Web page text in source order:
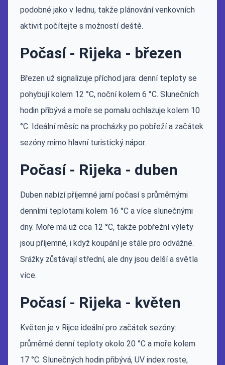
podobné jako v lednu, takže plánování venkovních
aktivit počítejte s možností deště.
Počasí - Rijeka - březen
Březen už signalizuje příchod jara: denní teploty se
pohybují kolem 12 °C, noční kolem 6 °C. Slunečních
hodin přibývá a moře se pomalu ochlazuje kolem 10
°C. Ideální měsíc na procházky po pobřeží a začátek
sezóny mimo hlavní turistický nápor.
Počasí - Rijeka - duben
Duben nabízí příjemné jarní počasí s průměrnými
denními teplotami kolem 16 °C a více slunečnými
dny. Moře má už cca 12 °C, takže pobřežní výlety
jsou příjemné, i když koupání je stále pro odvážné.
Srážky zůstávají střední, ale dny jsou delší a světla
více.
Počasí - Rijeka - květen
Květen je v Rijce ideální pro začátek sezóny:
průměrné denní teploty okolo 20 °C a moře kolem
17 °C. Slunečných hodin přibývá, UV index roste,